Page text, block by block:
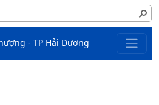
- TP Hải Dương